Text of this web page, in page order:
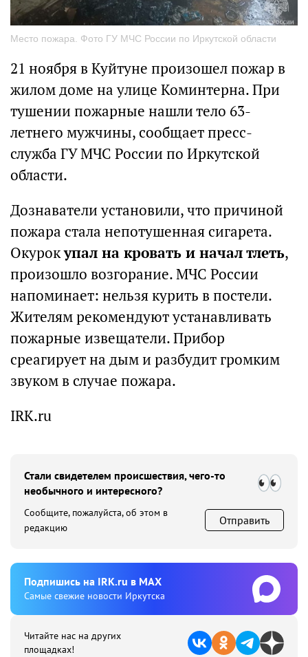
Место пожара. Фото ГУ МЧС России по Иркутской области
21 ноября в Куйтуне произошел пожар в
жилом доме на улице Коминтерна. При
тушении пожарные нашли тело 63-
летнего мужчины, сообщает пресс-
служба ГУ МЧС России по Иркутской
области.
Дознаватели установили, что причиной
пожара стала непотушенная сигарета.
Окурокупал на кровать и начал тлеть,
произошло возгорание. МЧС России
напоминает: нельзя курить в постели.
Жителям рекомендуют устанавливать
пожарные извещатели. Прибор
среагирует на дым и разбудит громким
звуком в случае пожара.
IRK.ru
Стали свидетелем происшествия, чего-то
необычного и интересного?
Сообщите, пожалуйста, об этом в
редакцию
Отправить
Подпишиcь на IRK.ru в MAX
Cамые свежие новости Иркутска
Читайте нас на других
площадках!